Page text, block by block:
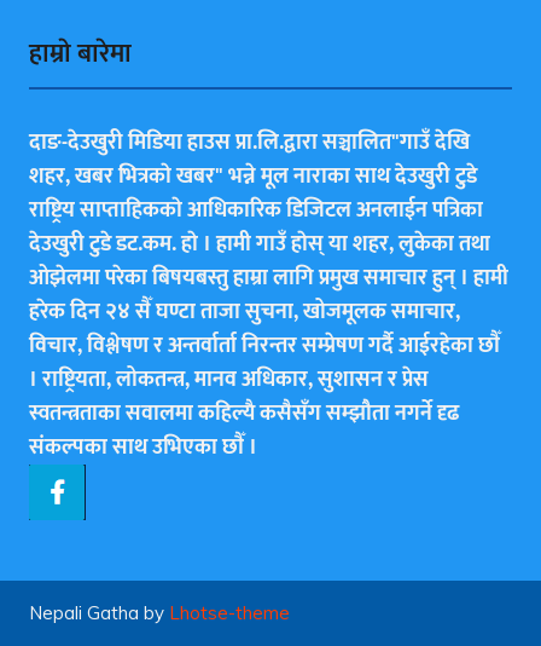
हाम्राे बारेमा
दाङ-देउखुरी मिडिया हाउस प्रा.लि.द्वारा सञ्चालित"गाउँ देखि
शहर, खबर भित्रकाे खबर" भन्ने मूल नाराका साथ देउखुरी टुडे
राष्ट्रिय साप्ताहिककाे आधिकारिक डिजिटल अनलाईन पत्रिका
देउखुरी टुडे डट.कम. हाे । हामी गाउँ हाेस् या शहर, लुकेका तथा
ओझेलमा परेका बिषयबस्तु हाम्रा लागि प्रमुख समाचार हुन् । हामी
हरेक दिन २४ सैँ घण्टा ताजा सुचना, खोजमूलक समाचार,
विचार, विश्लेषण र अन्तर्वार्ता निरन्तर सम्प्रेषण गर्दै आईरहेका छाैँ
। राष्ट्रियता, लोकतन्त्र, मानव अधिकार, सुशासन र प्रेस
स्वतन्त्रताका सवालमा कहिल्यै कसैसँग सम्झौता नगर्ने दृढ
संकल्पका साथ उभिएका छाैँ ।
Nepali Gatha by Lhotse-theme